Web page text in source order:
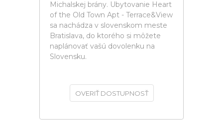
Michalskej brány. Ubytovanie Heart
of the Old Town Apt - Terrace&View
sa nachádza v slovenskom meste
Bratislava, do ktorého si môžete
naplánovať vašú dovolenku na
Slovensku.
OVERIŤ DOSTUPNOSŤ